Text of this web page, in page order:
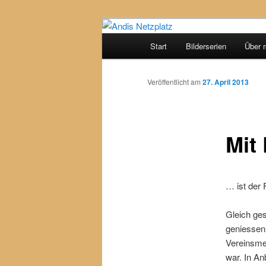
Andis
Eine weitere Seite im WWW
Zum
Inhalt
Start Bilderserien Über
Mit
Veröffentlicht am 27. April 2013
… ist der
Gleich
war. In